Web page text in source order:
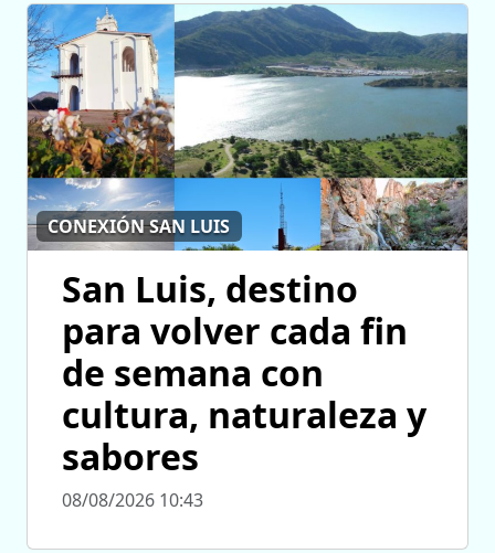
CONEXIÓN SAN LUIS
San Luis, destino
para volver cada fin
de semana con
cultura, naturaleza y
sabores
08/08/2026 10:43